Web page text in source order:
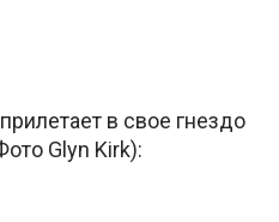
в свое гнездо
Glyn Kirk):